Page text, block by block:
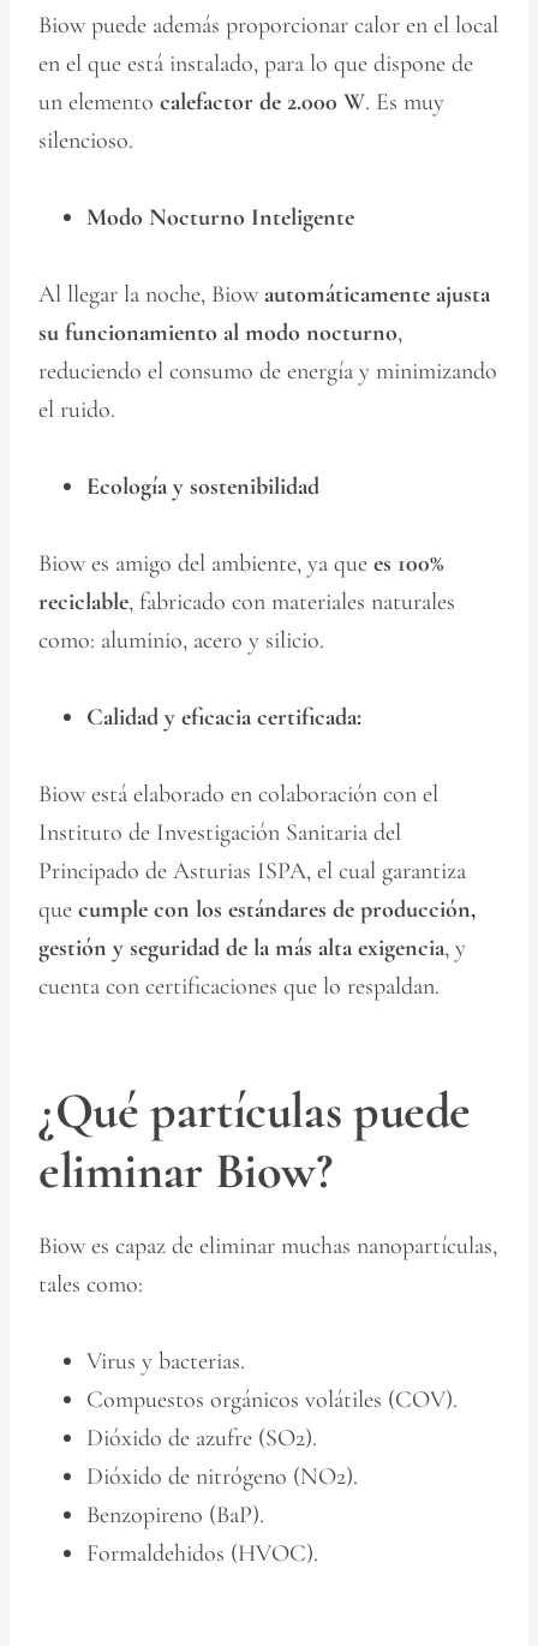
Biow puede además proporcionar calor en el local
en el que está instalado, para lo que dispone de
un elemento calefactor de 2.000 W. Es muy
silencioso.
Modo Nocturno Inteligente
Al llegar la noche, Biow automáticamente ajusta
su funcionamiento al modo nocturno,
reduciendo el consumo de energía y minimizando
el ruido.
Ecología y sostenibilidad
Biow es amigo del ambiente, ya que es 100%
reciclable, fabricado con materiales naturales
como: aluminio, acero y silicio.
Calidad y eficacia certificada:
Biow está elaborado en colaboración con el
Instituto de Investigación Sanitaria del
Principado de Asturias ISPA, el cual garantiza
que cumple con los estándares de producción,
gestión y seguridad de la más alta exigencia, y
cuenta con certificaciones que lo respaldan.
¿Qué partículas puede
eliminar Biow?
Biow es capaz de eliminar muchas nanopartículas,
tales como:
Virus y bacterias.
Compuestos orgánicos volátiles (COV).
Dióxido de azufre (SO2).
Dióxido de nitrógeno (NO2).
Benzopireno (BaP).
Formaldehidos (HVOC).